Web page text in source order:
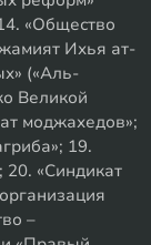
«Общество
Ихья ат-
(«Аль-
Великой
моджахедов»;
19.
20. «Синдикат
–